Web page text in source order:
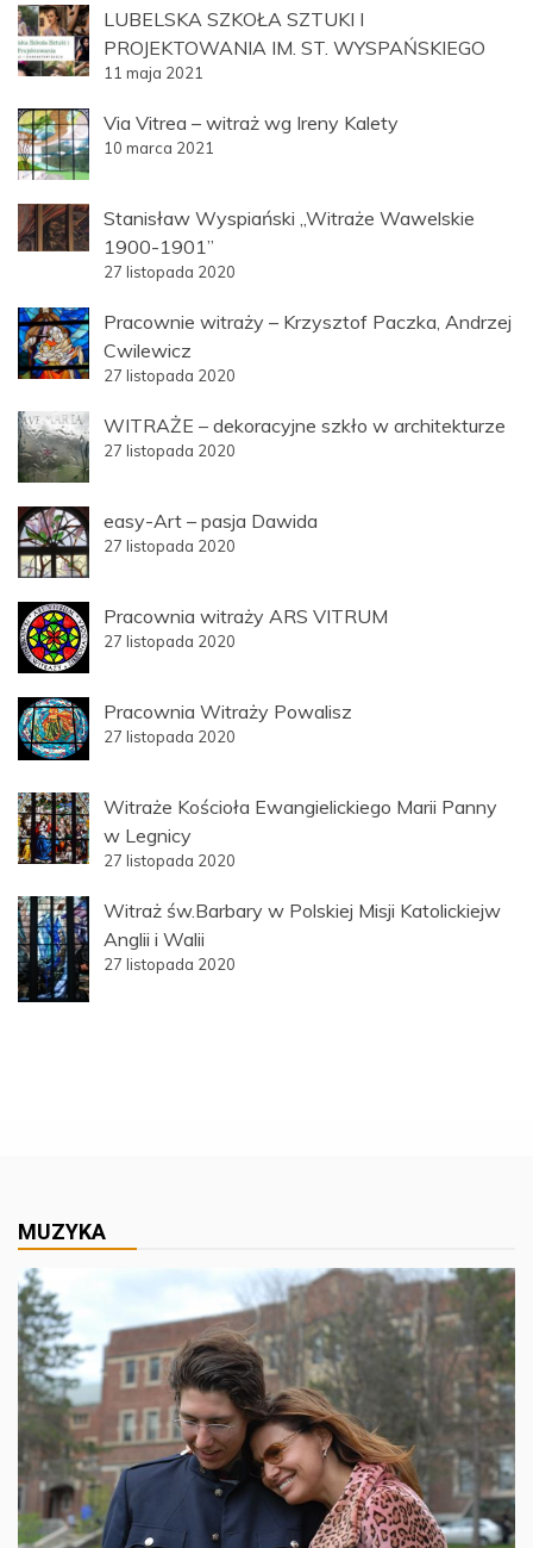
LUBELSKA SZKOŁA SZTUKI I
PROJEKTOWANIA IM. ST. WYSPAŃSKIEGO
11 maja 2021
Via Vitrea – witraż wg Ireny Kalety
10 marca 2021
Stanisław Wyspiański „Witraże Wawelskie
1900-1901”
27 listopada 2020
Pracownie witraży – Krzysztof Paczka, Andrzej
Cwilewicz
27 listopada 2020
WITRAŻE – dekoracyjne szkło w architekturze
27 listopada 2020
easy-Art – pasja Dawida
27 listopada 2020
Pracownia witraży ARS VITRUM
27 listopada 2020
Pracownia Witraży Powalisz
27 listopada 2020
Witraże Kościoła Ewangielickiego Marii Panny
w Legnicy
27 listopada 2020
Witraż św.Barbary w Polskiej Misji Katolickiejw
Anglii i Walii
27 listopada 2020
MUZYKA